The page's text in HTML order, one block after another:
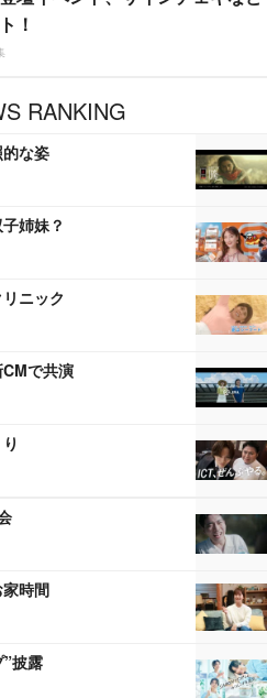
！
RANKING
な姿
姉妹？
ニック
で共演
時間
披露